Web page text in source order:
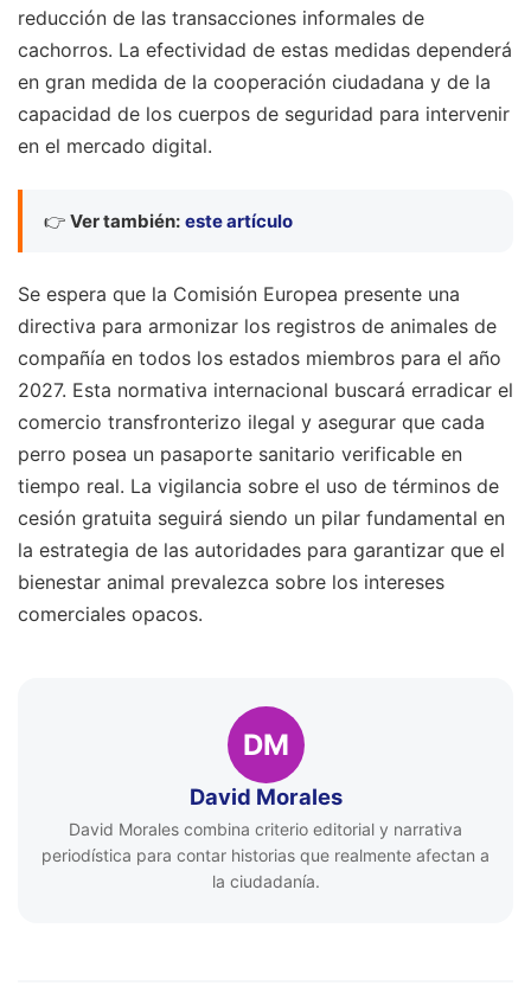
reducción de las transacciones informales de
cachorros. La efectividad de estas medidas dependerá
en gran medida de la cooperación ciudadana y de la
capacidad de los cuerpos de seguridad para intervenir
en el mercado digital.
👉 Ver también: este artículo
Se espera que la Comisión Europea presente una
directiva para armonizar los registros de animales de
compañía en todos los estados miembros para el año
2027. Esta normativa internacional buscará erradicar el
comercio transfronterizo ilegal y asegurar que cada
perro posea un pasaporte sanitario verificable en
tiempo real. La vigilancia sobre el uso de términos de
cesión gratuita seguirá siendo un pilar fundamental en
la estrategia de las autoridades para garantizar que el
bienestar animal prevalezca sobre los intereses
comerciales opacos.
DM
David Morales
David Morales combina criterio editorial y narrativa
periodística para contar historias que realmente afectan a
la ciudadanía.